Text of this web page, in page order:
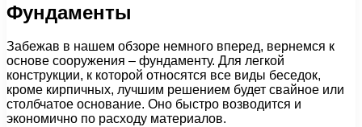
Фундаменты
Забежав в нашем обзоре немного вперед, вернемся к
основе сооружения – фундаменту. Для легкой
конструкции, к которой относятся все виды беседок,
кроме кирпичных, лучшим решением будет свайное или
столбчатое основание. Оно быстро возводится и
экономично по расходу материалов.